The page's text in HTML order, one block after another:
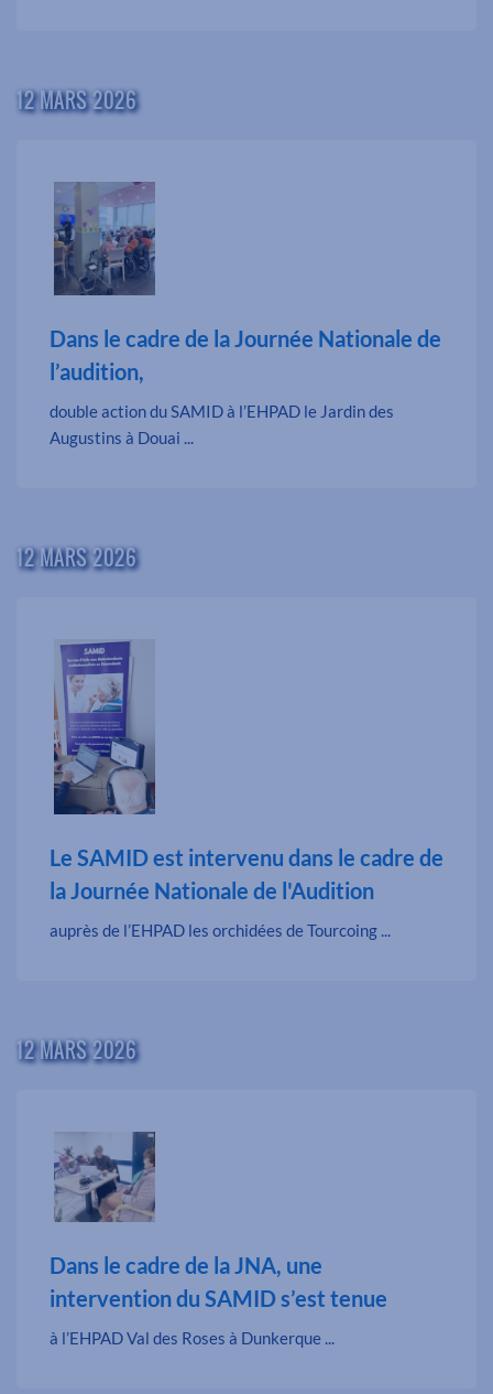
12 MARS 2026
Dans le cadre de la Journée Nationale de
l’audition,
double action du SAMID à l’EHPAD le Jardin des
Augustins à Douai ...
12 MARS 2026
Le SAMID est intervenu dans le cadre de
la Journée Nationale de l'Audition
auprès de l’EHPAD les orchidées de Tourcoing ...
12 MARS 2026
Dans le cadre de la JNA, une
intervention du SAMID s’est tenue
à l’EHPAD Val des Roses à Dunkerque ...